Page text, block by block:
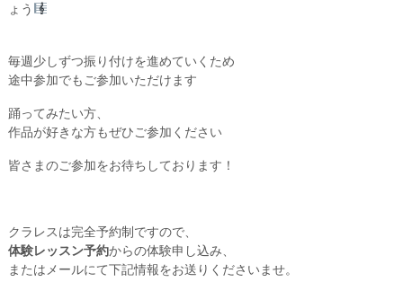
ょう
毎週少しずつ振り付けを進めていくため
途中参加でもご参加いただけます
踊ってみたい方、
作品が好きな方もぜひご参加ください
皆さまのご参加をお待ちしております！
クラレスは完全予約制ですので、
体験レッスン予約からの体験申し込み、
またはメールにて下記情報をお送りくださいませ。